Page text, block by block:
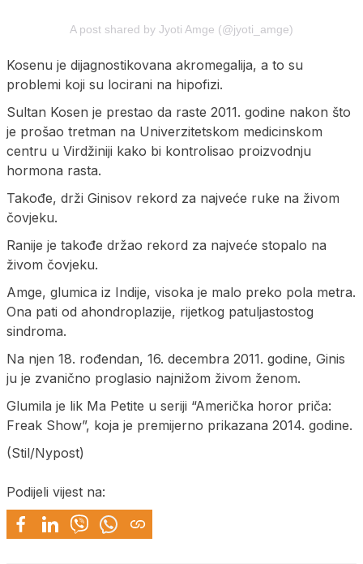
A post shared by Jyoti Amge (@jyoti_amge)
Kosenu je dijagnostikovana akromegalija, a to su
problemi koji su locirani na hipofizi.
Sultan Kosen je prestao da raste 2011. godine nakon što
je prošao tretman na Univerzitetskom medicinskom
centru u Virdžiniji kako bi kontrolisao proizvodnju
hormona rasta.
Takođe, drži Ginisov rekord za najveće ruke na živom
čovjeku.
Ranije je takođe držao rekord za najveće stopalo na
živom čovjeku.
Amge, glumica iz Indije, visoka je malo preko pola metra.
Ona pati od ahondroplazije, rijetkog patuljastostog
sindroma.
Na njen 18. rođendan, 16. decembra 2011. godine, Ginis
ju je zvanično proglasio najnižom živom ženom.
Glumila je lik Ma Petite u seriji “Američka horor priča:
Freak Show”, koja je premijerno prikazana 2014. godine.
(Stil/Nypost)
Podijeli vijest na: